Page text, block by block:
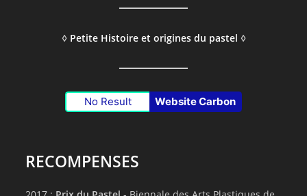
◊ Petite Histoire et origines du pastel ◊
No Result Website Carbon
RECOMPENSES